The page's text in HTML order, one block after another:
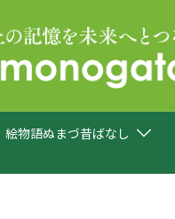
絵物語ぬまづ昔ばなし